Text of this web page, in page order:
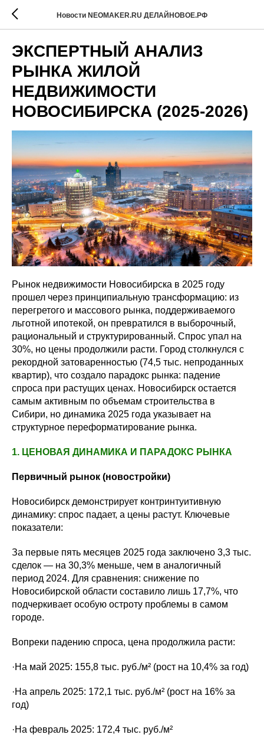
Новости NEOMAKER.RU ДЕЛАЙНОВОЕ.РФ
ЭКСПЕРТНЫЙ АНАЛИЗ
РЫНКА ЖИЛОЙ
НЕДВИЖИМОСТИ
НОВОСИБИРСКА (2025-2026)
Рынок недвижимости Новосибирска в 2025 году
прошел через принципиальную трансформацию: из
перегретого и массового рынка, поддерживаемого
льготной ипотекой, он превратился в выборочный,
рациональный и структурированный. Спрос упал на
30%, но цены продолжили расти. Город столкнулся с
рекордной затоваренностью (74,5 тыс. непроданных
квартир), что создало парадокс рынка: падение
спроса при растущих ценах. Новосибирск остается
самым активным по объемам строительства в
Сибири, но динамика 2025 года указывает на
структурное переформатирование рынка.
1. ЦЕНОВАЯ ДИНАМИКА И ПАРАДОКС РЫНКА
Первичный рынок (новостройки)
Новосибирск демонстрирует контринтуитивную
динамику: спрос падает, а цены растут. Ключевые
показатели:
За первые пять месяцев 2025 года заключено 3,3 тыс.
сделок — на 30,3% меньше, чем в аналогичный
период 2024. Для сравнения: снижение по
Новосибирской области составило лишь 17,7%, что
подчеркивает особую остроту проблемы в самом
городе.
Вопреки падению спроса, цена продолжила расти:
·На май 2025: 155,8 тыс. руб./м² (рост на 10,4% за год)
·На апрель 2025: 172,1 тыс. руб./м² (рост на 16% за
год)
·На февраль 2025: 172,4 тыс. руб./м²